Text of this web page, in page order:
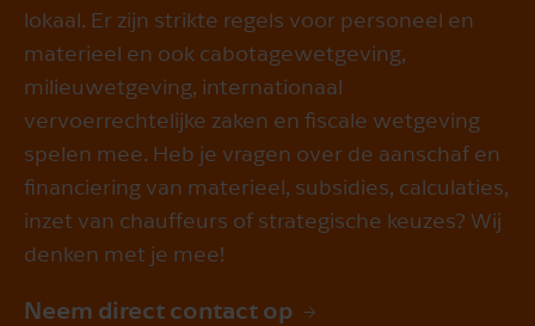
lokaal. Er zijn strikte regels voor personeel en
materieel en ook cabotagewetgeving,
milieuwetgeving, internationaal
vervoerrechtelijke zaken en fiscale wetgeving
spelen mee. Heb je vragen over de aanschaf en
financiering van materieel, subsidies, calculaties,
inzet van chauffeurs of strategische keuzes? Wij
denken met je mee!
Neem direct contact op